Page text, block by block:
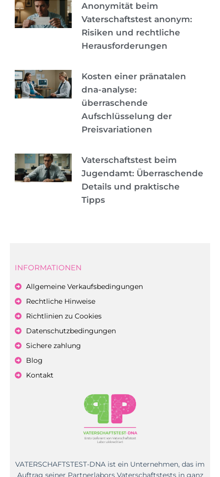
Anonymität beim
Vaterschaftstest anonym:
Risiken und rechtliche
Herausforderungen
Kosten einer pränatalen
dna-analyse:
überraschende
Aufschlüsselung der
Preisvariationen
Vaterschaftstest beim
Jugendamt: Überraschende
Details und praktische
Tipps
INFORMATIONEN
Allgemeine Verkaufsbedingungen
Rechtliche Hinweise
Richtlinien zu Cookies
Datenschutzbedingungen
Sichere zahlung
Blog
Kontakt
VATERSCHAFTSTEST-DNA ist ein Unternehmen, das im
Auftrag seiner Partnerlabors Vaterschaftstests in ganz